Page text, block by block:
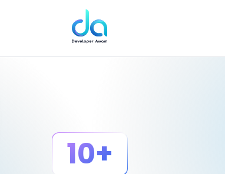
10+